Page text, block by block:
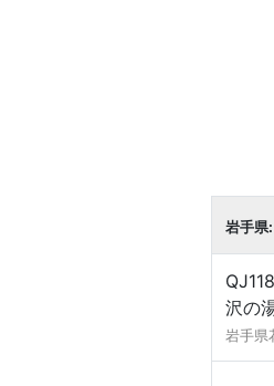
岩手県:
沢の
岩手県